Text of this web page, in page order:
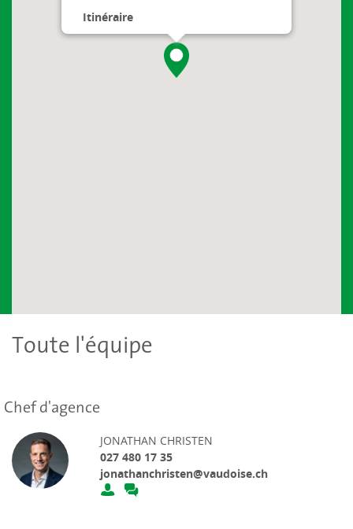
Itinéraire
Toute l'équipe
Chef d'agence
JONATHAN CHRISTEN
027 480 17 35
jonathanchristen@vaudoise.ch